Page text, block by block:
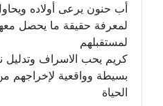
أب حنون يرعى أولاده
لمعرفة حقيقة ما يحصل
لمستقبلهم
كريم يحب الاسراف وتدليل
بسيطة وواقعية لإخراجهم
الحياة